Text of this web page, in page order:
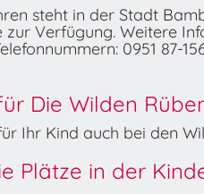
steht in der Stadt
Verfügung. Weitere
0951 87-
Die Wilden
Ihr Kind auch bei den
Plätze in der